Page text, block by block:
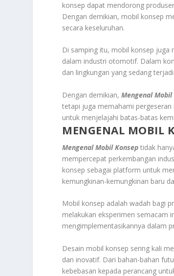
konsep dapat mendorong
Dengan demikian, mobil konsep
secara keseluruhan.
Di samping itu, mobil konsep juga
dalam industri otomotif. Dalam
dan lingkungan yang sedang terjadi.
Dengan demikian,Mengenal Mobil
tetapi juga memahami pergeseran
untuk menjelajahi batas-batas
MENGENAL MOBIL
Mengenal Mobil Konsep tidak
mempercepat perkembangan
konsep sebagai platform untuk
kemungkinan-kemungkinan baru
Mobil konsep adalah wadah bagi
melakukan eksperimen semacam
mengimplementasikannya dalam
Desain mobil konsep sering kali
dan inovatif. Dari bahan-bahan
kebebasan kepada perancang